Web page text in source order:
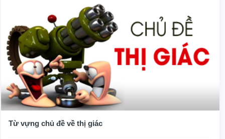
Từ vựng chủ đề về thị giác